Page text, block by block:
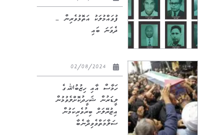
ފުވައްމުލަކު އަތޮޅުވެރިން –
ދެވަނަ ބައި
ހަމާސް އާއި ހިޒުބުﷲގެ
ލީޑަރުން ޝަހީދުކޮށްލެވުމުން
އިޒުރޭލަށް ބިރުވެރިކަމުން
ސަލާމަތްވެވިދާނެބާ